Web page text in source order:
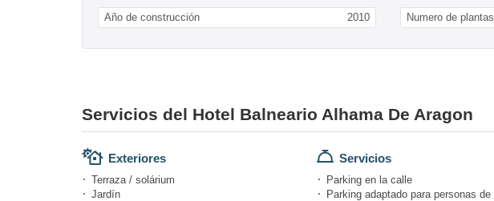
Año de construcción 2010 Numero de plantas
Servicios del Hotel Balneario Alhama De Aragon
Exteriores
Terraza / solárium
Jardín
Servicios
Parking en la calle
Parking adaptado para personas de